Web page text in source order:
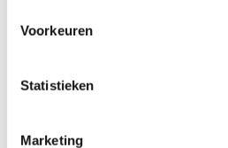
Voorkeuren
Statistieken
Marketing
Locatie
Kaart niet beschikbaar
Datum/Tijd